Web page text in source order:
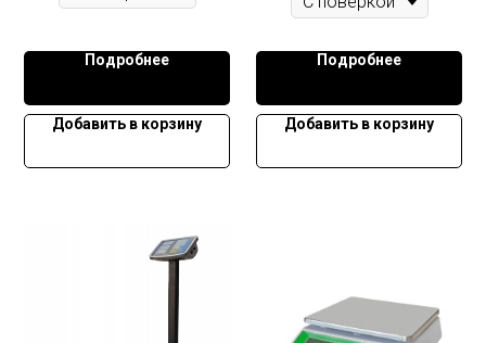
Подробнее
Добавить в корзину
Подробнее
Добавить в корзину